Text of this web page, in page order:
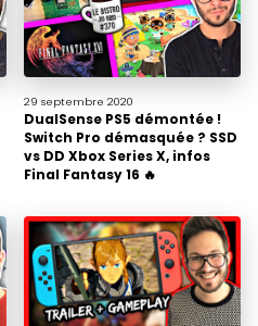
29 septembre 2020
DualSense PS5 démontée !
Switch Pro démasquée ? SSD
vs DD Xbox Series X, infos
Final Fantasy 16 🔥